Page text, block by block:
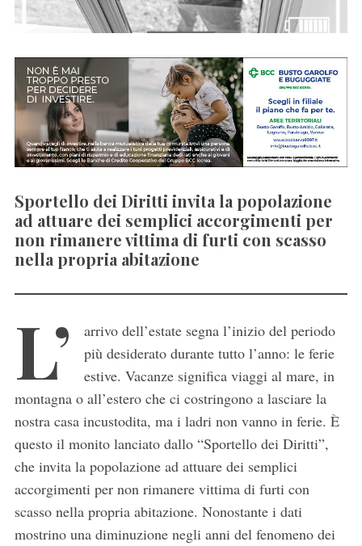
Sportello dei Diritti invita la popolazione
ad attuare dei semplici accorgimenti per
non rimanere vittima di furti con scasso
nella propria abitazione
L’
arrivo dell’estate segna l’inizio del periodo
più desiderato durante tutto l’anno: le ferie
estive. Vacanze significa viaggi al mare, in
montagna o all’estero che ci costringono a lasciare la
nostra casa incustodita, ma i ladri non vanno in ferie. È
questo il monito lanciato dallo “Sportello dei Diritti”,
che invita la popolazione ad attuare dei semplici
accorgimenti per non rimanere vittima di furti con
scasso nella propria abitazione. Nonostante i dati
mostrino una diminuzione negli anni del fenomeno dei